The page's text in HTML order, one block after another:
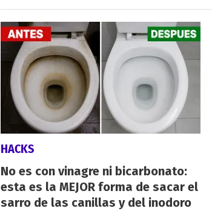
HACKS
No es con vinagre ni bicarbonato:
esta es la MEJOR forma de sacar el
sarro de las canillas y del inodoro